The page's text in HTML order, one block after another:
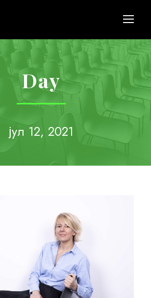
Day
јул 12, 2021